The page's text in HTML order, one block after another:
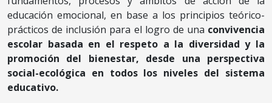
diplomados, en Sexualidad y
Terapias Sexuales, en
Psicoterapia de Pareja desde
un Enfoque Sistémico
Relacional, en Trastornos de
la Personalidad, Perspectivas
educación emocional, en base a los principios teórico-
prácticos de inclusión para el logro de una convivencia
escolar basada en el respeto a la diversidad y la
promoción del bienestar, desde una perspectiva
social-ecológica en todos los niveles del sistema
educativo.